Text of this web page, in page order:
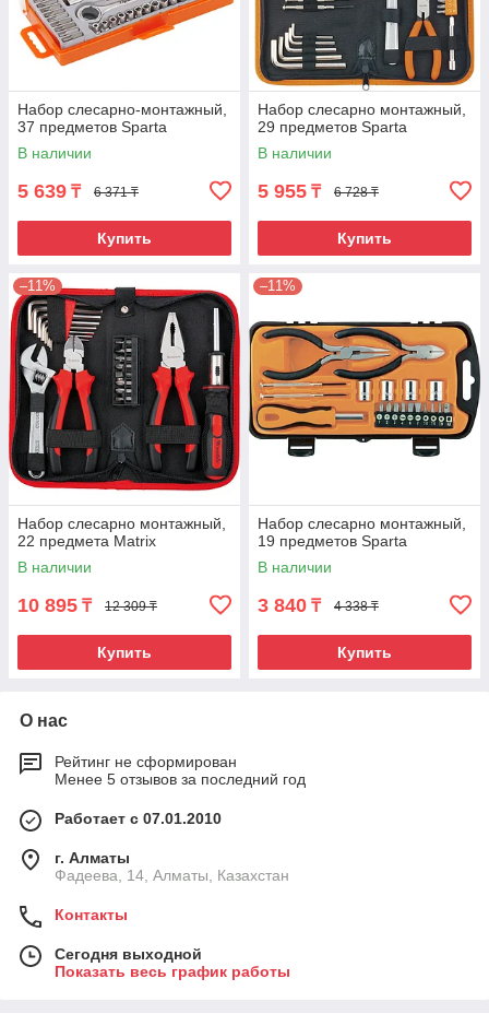
Набор слесарно-монтажный,
37 предметов Sparta
В наличии
5 639 ₸ 6 371 ₸
Купить
Набор слесарно монтажный,
29 предметов Sparta
В наличии
5 955 ₸ 6 728 ₸
Купить
–11%
Набор слесарно монтажный,
22 предмета Matrix
В наличии
10 895 ₸ 12 309 ₸
Купить
–11%
Набор слесарно монтажный,
19 предметов Sparta
В наличии
3 840 ₸ 4 338 ₸
Купить
О нас
Рейтинг не сформирован
Менее 5 отзывов за последний год
Работает с 07.01.2010
г. Алматы
Фадеева, 14, Алматы, Казахстан
Контакты
Сегодня выходной
Показать весь график работы